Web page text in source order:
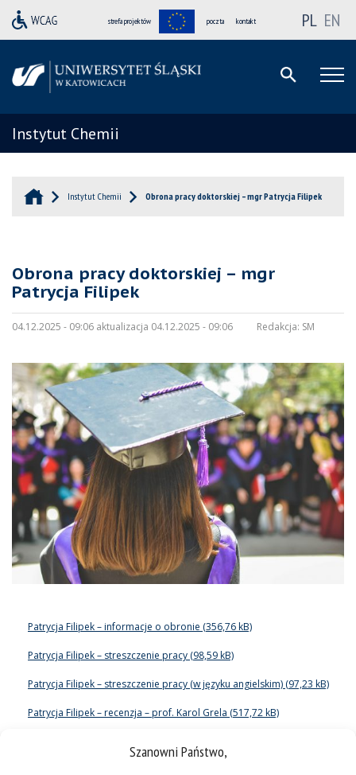
Szanowni Państwo,
strefa projektów poczta kontakt PL EN
Instytut Chemii
Instytut Chemii Obrona pracy doktorskiej – mgr Patrycja Filipek
Obrona pracy doktorskiej – mgr
Patrycja Filipek
04.12.2025 - 09:06 aktualizacja 04.12.2025 - 09:06 Redakcja: SM
Patrycja Filipek – informacje o obronie
Patrycja Filipek – streszczenie pracy
Patrycja Filipek – streszczenie pracy (w języku angielskim)
Patrycja Filipek – recenzja – prof. Karol Grela